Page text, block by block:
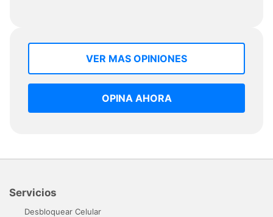
VER MAS OPINIONES
OPINA AHORA
Servicios
Desbloquear Celular